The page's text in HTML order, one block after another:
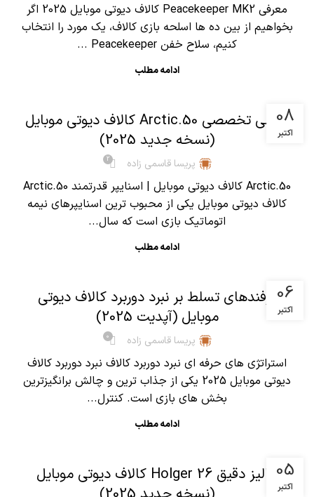
معرفی Peacekeeper MK2 کالاف دیوتی موبایل 2025 اگر
بخواهیم از بین ده ها اسلحه بازی کالاف، یک مورد را انتخاب
کنیم، سلاح خفن Peacekeeper ...
ادامه مطلب
08
اکتبر
بررسی تخصصی Arctic.50 کالاف دیوتی موبایل
(نسخه جدید 2025)
پریسا قاسمی زاده 2
Arctic.50 کالاف دیوتی موبایل | اسنایپر قدرتمند Arctic.50
کالاف دیوتی موبایل یکی از محبوب ترین اسنایپرهای نیمه
اتوماتیک بازی است که سال...
ادامه مطلب
06
اکتبر
ترفندهای تسلط بر نبرد دوربرد کالاف دیوتی
موبایل (آپدیت 2025)
پریسا قاسمی زاده 0
استراتژی های حرفه ای نبرد دوربرد کالاف نبرد دوربرد کالاف
دیوتی موبایل 2025 یکی از جذاب ترین و چالش برانگیزترین
بخش های بازی است. کنترل...
ادامه مطلب
05
اکتبر
آنالیز دقیق Holger 26 کالاف دیوتی موبایل